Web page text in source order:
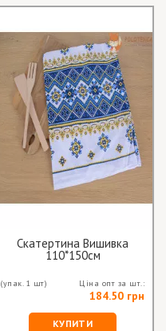
Скатертина Вишивка
110*150см
(упак. 1 шт) Ціна опт за шт.:
184.50 грн
КУПИТИ